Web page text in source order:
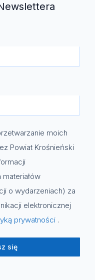
moich
Powiat Krośnieński
o wydarzeniach) za
elektronicznej
prywatności .
się